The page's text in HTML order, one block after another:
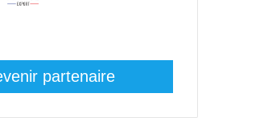
partenaire